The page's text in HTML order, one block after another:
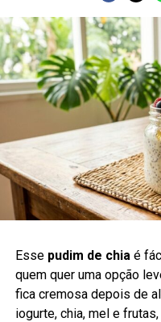
Esse pudim de chiaé
quem quer uma opção
fica cremosa depois de
iogurte, chia, mel e